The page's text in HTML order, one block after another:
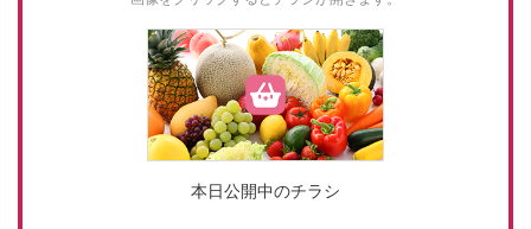
本日公開中のチラシ